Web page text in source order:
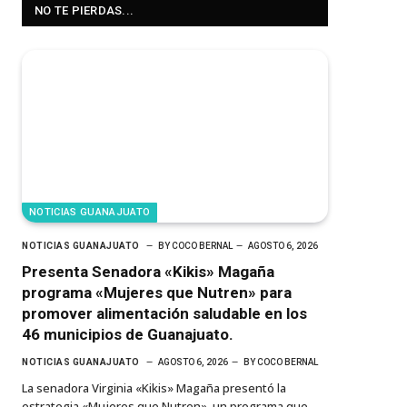
NO TE PIERDAS...
NOTICIAS GUANAJUATO
NOTICIAS GUANAJUATO BY COCO BERNAL AGOSTO 6, 2026
Presenta Senadora «Kikis» Magaña
programa «Mujeres que Nutren» para
promover alimentación saludable en los
46 municipios de Guanajuato.
NOTICIAS GUANAJUATO AGOSTO 6, 2026 BY COCO BERNAL
La senadora Virginia «Kikis» Magaña presentó la